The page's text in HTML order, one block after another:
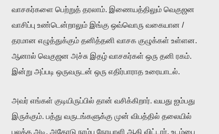
வாசகர்களை பெற்றுத் தரலாம். இணையத்திலும் வெகுஜன
வாசிப்பு உண்டென்றாலும் இங்கு ஒவ்வொரு வகையான /
தரமான எழுத்துக்கும் தனித்தனி வாசக குழுக்கள் உள்ளன.
ஆனால் வெகுஜன அச்சு இதழ் வாசகர்கள் ஒரு தனி ரகம்.
இன்று அப்படி ஒருவருடன் ஒரு எதிர்பாராத உரையாடல்.
அவர் எங்கள் குடியிருப்பில் தான் வசிக்கிறார். வயது ஐம்பது
இருக்கும். பத்து வருடங்களுக்கு முன் விபத்தில் தலையில்
பலத்த அடி. அதோடு நரம்பு நோயாளி ஆகி விட்டார், உடம்பை